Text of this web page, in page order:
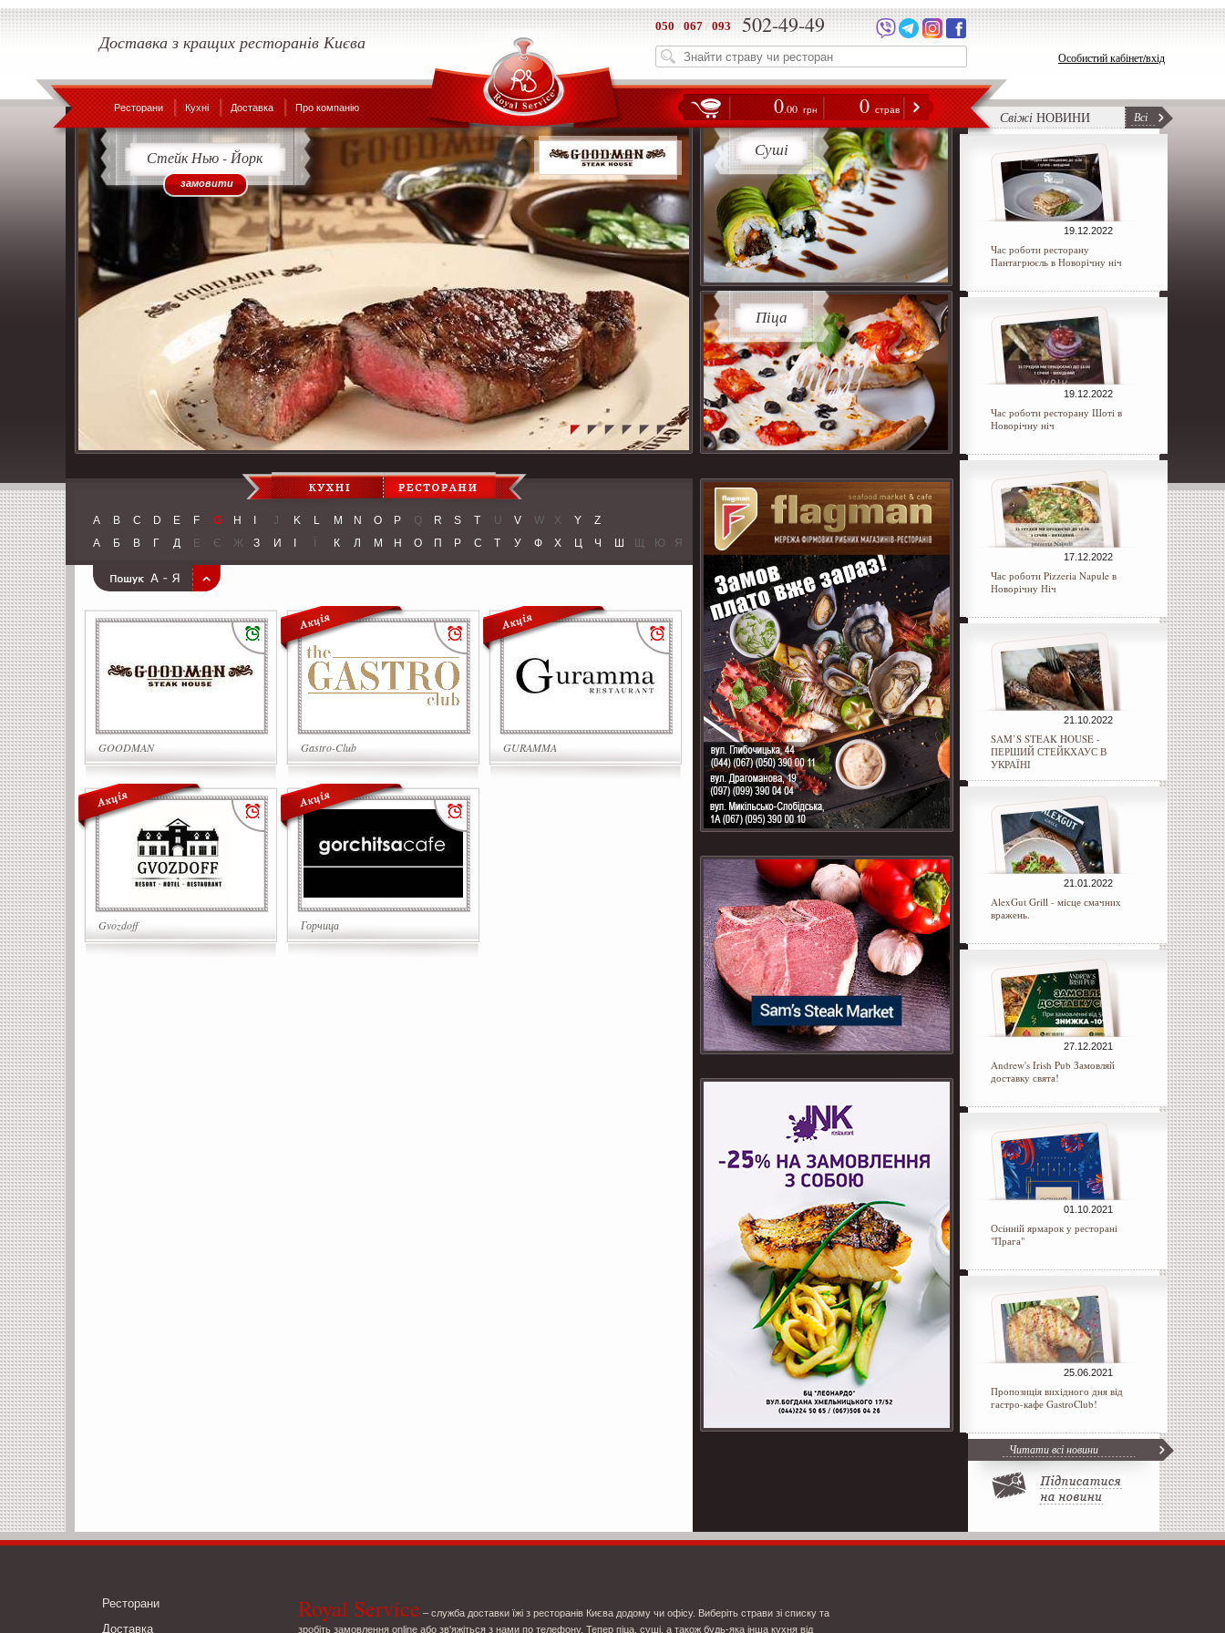
Особистий кабінет/вхід
Доставка з кращих ресторанів Києва
050/ 067 /093 502-49-49
Ресторани Кухні Доставка Про компанію 0.00 грн 0 страв
Стейк Нью - Йорк
замовити
Суші
Піца
A B C D E F G H J K L M N O P Q R S T U V W X Y
Z
А
Б В Г Д Е Є Ж З И К Л М Н О П Р С Т У Ф Х Ц Ч Ш Щ Ю Я
GOODMAN Gastro-Club GURAMMA
Gvozdoff Горчица
Свіжі НОВИНИ Всі
19.12.2022
Час роботи ресторану
Пантагрюєль в Новорічну ніч
19.12.2022
Час роботи ресторану Шоті в
Новорічну ніч
17.12.2022
Час роботи Pizzeria Napule в
Новорічну Ніч
21.10.2022
SAM’S STEAK HOUSE -
ПЕРШИЙ СТЕЙКХАУС В
УКРАЇНІ
21.01.2022
AlexGut Grill - місце смачних
вражень.
27.12.2021
Andrew's Irish Pub Замовляй
доставку свята!
01.10.2021
Осінній ярмарок у ресторані
"Прага"
25.06.2021
Пропозиція вихідного дня від
гастро-кафе GastroClub!
Читати всі новини
Ресторани
Доставка
Royal Service – служба доставки їжі з ресторанів Києва додому чи офісу. Виберіть страви зі списку та
зробіть замовлення online або зв'яжіться з нами по телефону. Тепер піца, суші, а також будь-яка інша кухня від